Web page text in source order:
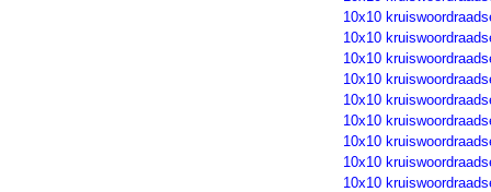
10x10
10x10
10x10
10x10
10x10
10x10
10x10
10x10
10x10